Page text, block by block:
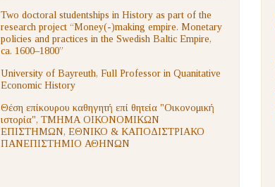
Two doctoral studentships in History as part of the
research project “Money(-)making empire. Monetary
policies and practices in the Swedish Baltic Empire,
ca. 1600–1800”
University of Bayreuth, Full Professor in Quanitative
Economic History
Θέση επίκουρου καθηγητή επί θητεία "Οικονομική
ιστορία", ΤΜΗΜΑ ΟΙΚΟΝΟΜΙΚΩΝ
ΕΠΙΣΤΗΜΩΝ, ΕΘΝΙΚΟ & ΚΑΠΟΔΙΣΤΡΙΑΚΟ
ΠΑΝΕΠΙΣΤΗΜΙΟ ΑΘΗΝΩΝ